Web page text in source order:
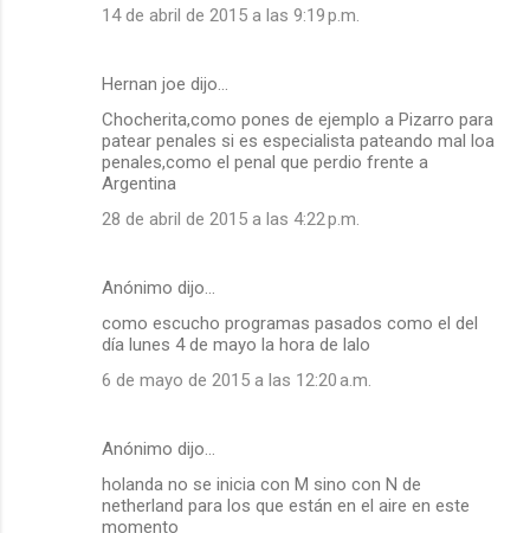
14 de abril de 2015 a las 9:19 p.m.
Hernan joe dijo…
Chocherita,como pones de ejemplo a Pizarro para
patear penales si es especialista pateando mal loa
penales,como el penal que perdio frente a
Argentina
28 de abril de 2015 a las 4:22 p.m.
Anónimo dijo…
como escucho programas pasados como el del
día lunes 4 de mayo la hora de lalo
6 de mayo de 2015 a las 12:20 a.m.
Anónimo dijo…
holanda no se inicia con M sino con N de
netherland para los que están en el aire en este
momento